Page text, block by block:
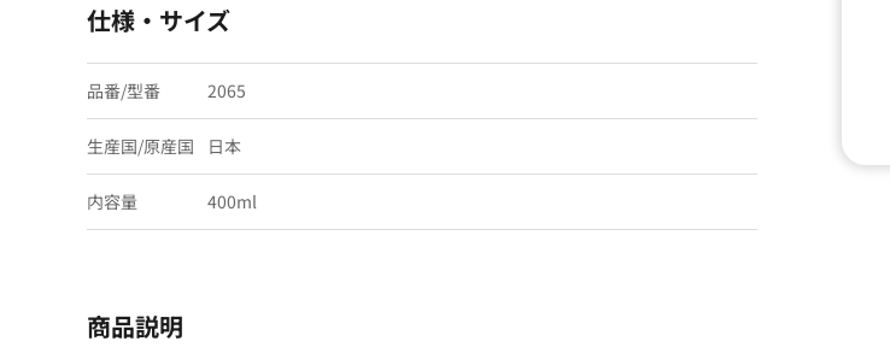
仕様・サイズ
品番/型番 2065
生産国/原産国 日本
内容量 400ml
商品説明